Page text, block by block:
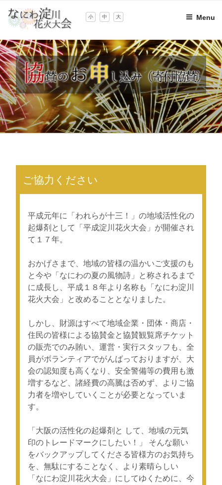
content
小 中 大 Menu
ご協力ください
平成元年に「われらが十三！」の地域活性化の
起爆剤として「平成淀川花火大会」が開催され
て１７年。
おかげさまで、地域の皆様の温かいご支援のも
と今や「なにわの夏の風物詩」と称されるまで
に成長し、平成１８年より名称も「なにわ淀川
花火大会」と改めることとなりました。
しかし、財源はすべて地域企業・団体・商店・
住民の皆様による協賛金と協賛観覧席チケット
の販売でのみ賄い、運営・実行スタッフも、全
員がボランティアでがんばっておりますが、大
会の認知度も高くなり、安全警備等の費用も激
増するなど、諸経費の高騰は否めず、よりご協
力者を増やしていくことが必要となっていま
す。
「大阪の活性化の起爆剤と して、地域の元気
印のトレードマークにしたい！」 そんな願い
をバックアップしてくださる皆様方のお気持ち
を、無駄にすることなく、より素晴らしい
「なにわ淀川花火大会」にしてゆくために、今